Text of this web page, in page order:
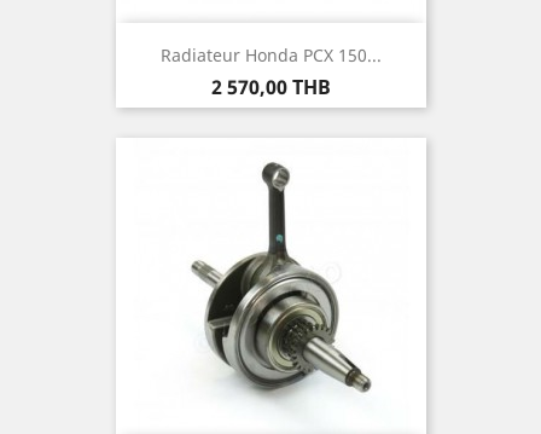
Radiateur Honda PCX 150...
Prix
2 570,00 THB